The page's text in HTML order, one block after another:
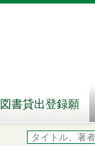
図書貸出登録願